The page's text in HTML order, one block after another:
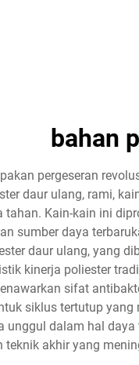
bahan
pergeseran
daur ulang, rami,
Kain-kain ini
sumber daya
daur ulang, yang
kinerja poliester
sifat
siklus tertutup
dalam hal
teknik akhir yang